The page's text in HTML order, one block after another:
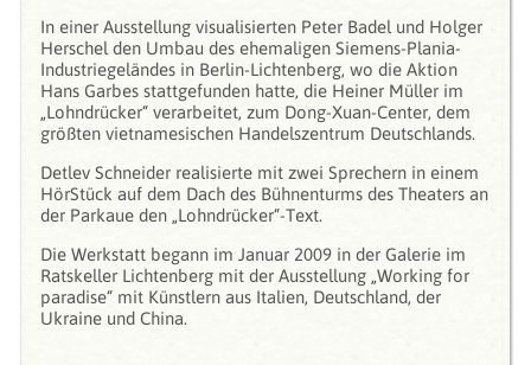
In einer Ausstellung visualisierten Peter Badel und Holger
Herschel den Umbau des ehemaligen Siemens-Plania-
Industriegeländes in Berlin-Lichtenberg, wo die Aktion
Hans Garbes stattgefunden hatte, die Heiner Müller im
„Lohndrücker“ verarbeitet, zum Dong-Xuan-Center, dem
größten vietnamesischen Handelszentrum Deutschlands.
Detlev Schneider realisierte mit zwei Sprechern in einem
HörStück auf dem Dach des Bühnenturms des Theaters an
der Parkaue den „Lohndrücker“-Text.
Die Werkstatt begann im Januar 2009 in der Galerie im
Ratskeller Lichtenberg mit der Ausstellung „Working for
paradise“ mit Künstlern aus Italien, Deutschland, der
Ukraine und China.